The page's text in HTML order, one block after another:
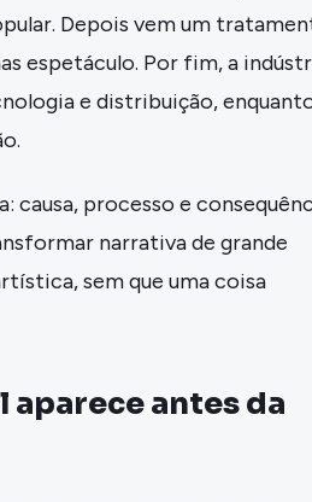
Depois vem um
espetáculo. Por fim, a
e distribuição,
causa, processo e
narrativa de grande
sem que uma coisa
aparece antes da